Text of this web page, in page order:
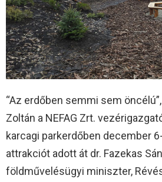
“Az erdőben semmi sem
Zoltán a NEFAG Zrt.
karcagi parkerdőben december
attrakciót adott át dr. Fazekas
földművelésügyi miniszter,